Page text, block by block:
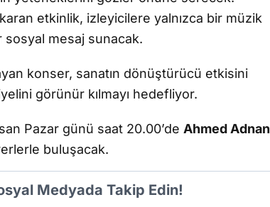
etkinlik, izleyicilere yalnızca bir müzik
sosyal mesaj sunacak.
konser, sanatın dönüştürücü etkisini
görünür kılmayı hedefliyor.
Pazar günü saat 20.00’de Ahmed Adnan
buluşacak.
Medyada Takip Edin!